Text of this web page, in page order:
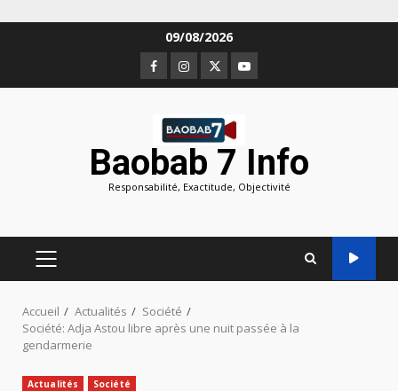
09/08/2026
Facebook
Instagram
TwitterYoutube
Baobab 7 Info
Responsabilité, Exactitude, Objectivité
MENU
PRINCIPAL
Accueil Actualités
Société
Société: Adja Astou libre après une nuit passée à la
gendarmerie
Actualités Société